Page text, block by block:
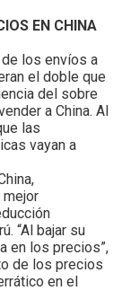
EN CHINA
los envíos a
el doble que
del sobre
a China. Al
las
vayan a
mejor
“Al bajar su
en los precios”,
de los precios
en el